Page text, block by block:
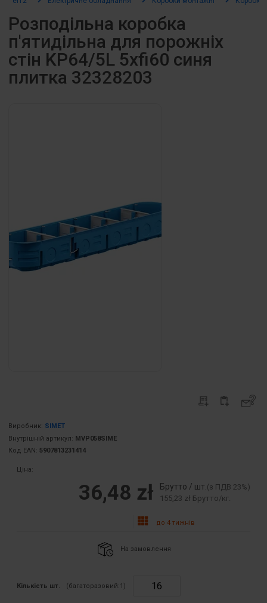
Розподільна коробка
п'ятидільна для порожніх
стін KP64/5L 5xfi60 синя
плитка 32328203
Виробник: SIMET
Внутрішній артикул: MVP058SIME
Код EAN: 5907813231414
Ціна:
36,48 zł Брутто / шт.(з ПДВ 23%)
155,23 zł Брутто/кг.
до 4 тижнів
На замовлення
Кількість шт. (багаторазовий:1 )